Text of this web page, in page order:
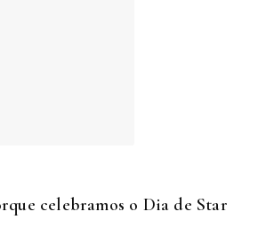
celebramos o Dia de Star